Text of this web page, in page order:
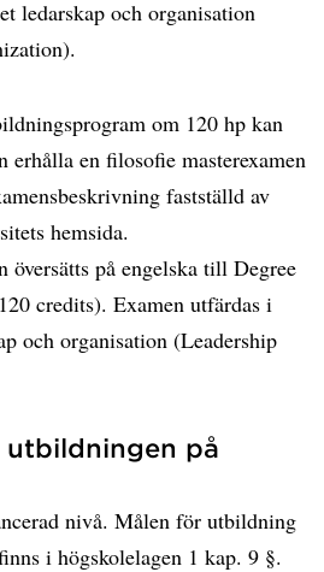
ledarskap och organisation
om 120 hp kan
erhålla en filosofie masterexamen
fastställd av
hemsida.
översätts på engelska till Degree
credits). Examen utfärdas i
och organisation (Leadership
utbildningen på
nivå. Målen för utbildning
i högskolelagen 1 kap. 9 §.